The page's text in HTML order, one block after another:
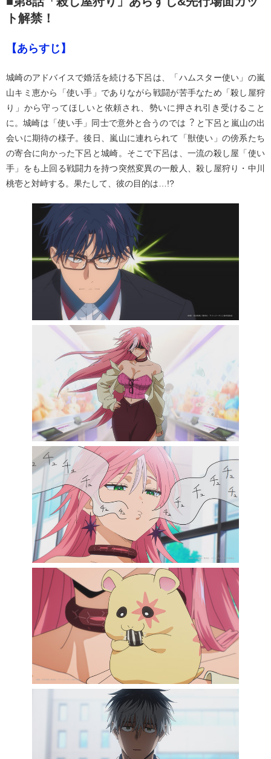
ト解禁！
【あらすじ】
城崎のアドバイスで婚活を続ける下呂は、「ハムスター使い」の嵐
⼭キミ恵から「使い⼿」でありながら戦闘が苦⼿なため「殺し屋狩
り」から守ってほしいと依頼され、勢いに押され引き受けること
に。城崎は「使い⼿」同⼠で意外と合うのでは︖ と下呂と嵐⼭の出
会いに期待の様⼦。後⽇、嵐⼭に連れられて「獣使い」の傍系たち
の寄合に向かった下呂と城崎。そこで下呂は、⼀流の殺し屋「使い
⼿」をも上回る戦闘⼒を持つ突然変異の⼀般⼈、殺し屋狩り・中川
桃壱と対峙する。果たして、彼の⽬的は…!?